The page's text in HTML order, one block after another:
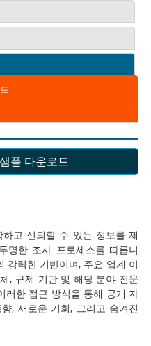
플 다운로드
하고 신뢰할 수 있는 정보를 제
명한 조사 프로세스를 따릅니
강력한 기반이며, 주요 업계 이
, 규제 기관 및 해당 분야 전문
러한 접근 방식을 통해 공개 자
, 새로운 기회, 그리고 숨겨진